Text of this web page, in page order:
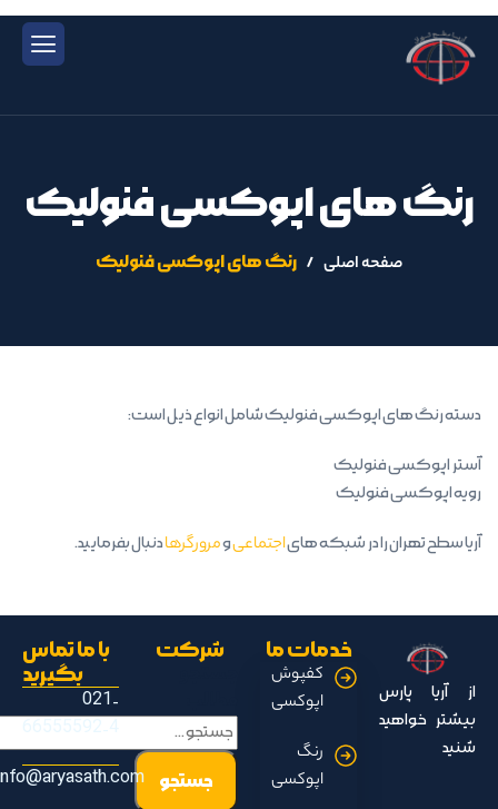
رنگ های اپوکسی فنولیک
صفحه اصلی رنگ های اپوکسی فنولیک
دسته رنگ های اپوکسی فنولیک شامل انواع ذیل است:
آستر اپوکسی فنولیک
رویه اپوکسی فنولیک
آریا سطح تهران را در شبکه هایاجتماعیومرورگرهادنبال بفرمایید.
از آریا پارس
بیشتر خواهید
شنید
خدمات ما
کفپوش
اپوکسی
رنگ
اپوکسی
شرکت
با ما تماس
بگیرید
021-
info@aryasath.com